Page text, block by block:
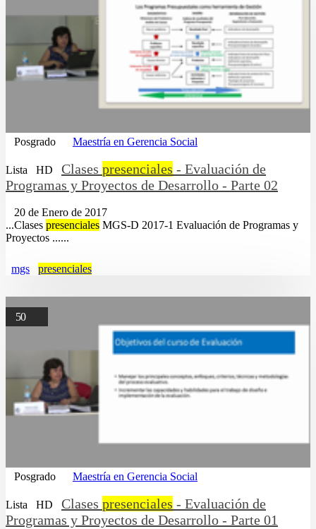
Posgrado Maestría en Gerencia Social
Lista HD Clases presenciales - Evaluación de
Programas y Proyectos de Desarrollo - Parte 02
20 de Enero de 2017
...Clases presenciales MGS-D 2017-1 Evaluación de Programas y
Proyectos ......
mgs presenciales
50
Posgrado Maestría en Gerencia Social
Lista HD Clases presenciales - Evaluación de
Programas y Proyectos de Desarrollo - Parte 01